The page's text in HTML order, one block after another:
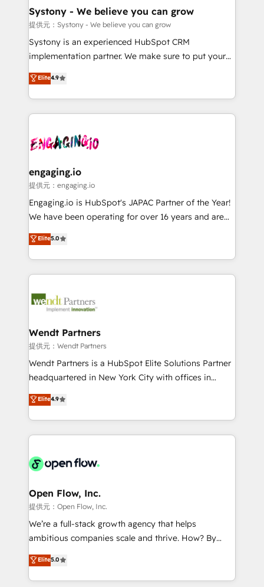
Agent Creation 🔄 Custom Integrations & Data
Migration Why 1406 We become part of your team.
Your team learns while we build. We fix what others
broke. Built for mid-market reality—practical
constraints. By the Numbers 🏆 Top 1% of all
HubSpot partners 🔄 Top 5% globally in client
and sales ops at mid-market companies ready to
move beyond spreadsheets into unified systems
Systony - We believe you can grow
提供元：Systony - We believe you can grow
Systony is an experienced HubSpot CRM
implementation partner. We make sure to put your
organization's needs and goals first and think along
with your organization. We are only satisfied once
you are too. Why Systony? - 20+ years of
experience with CRM, Marketing, Sales & Service
Own back-end developers - Complex data
View, SuperOffice) - Custom integrations (e.g. MS
Business Central, Navision, AX, SAP, Exact, AFAS) We
focus on growing B2B companies in the SME sector
such as manufacturing, SaaS, business services and
partner, we know how important user adoption is.
That's why we have developed a step-by-step
technology and people with each other. Together we
strive for optimal customer processes and
Elite4.9
engaging.io
提供元：engaging.io
Engaging.io is HubSpot's JAPAC Partner of the Year!
We have been operating for over 16 years and are
one of HubSpot's most experienced and technically
capable Agency Partners globally. We specialise in
complex CRM migrations, implementations,
integrations, custom CMS portal development,
businesses. Our teams are based in North America
Implementation Certified Partner and we contribute
to their advisory council. We strive to do 'good work
with good people' and have worked with incredible
brands. You can see some of them on our website,
Elite5.0
Wendt Partners
提供元：Wendt Partners
Wendt Partners is a HubSpot Elite Solutions Partner
headquartered in New York City with offices in
Toronto, London and Melbourne. As a global
HubSpot partner, we specialize in working with
sophisticated B2B companies to implement the
HubSpot CRM platform across client organizations.
industrial/manufacturing, professional services,
distribution, commercial real estate, technology,
finserv/fintech, IT managed services, transportation
& logistics, energy/solar, staffing and recruiting,
media, healthcare and government contractors. Our
Technical Solutions, Enablement Solutions, Digital
Solutions and Growth Solutions. As a fully
Elite4.9
Open Flow, Inc.
提供元：Open Flow, Inc.
We’re a full-stack growth agency that helps
ambitious companies scale and thrive. How? By
upgrading and streamlining every single revenue-
generating aspect of your business. We’re proud
HubSpot Elite Solutions Partners and devout CRM
Elite5.0